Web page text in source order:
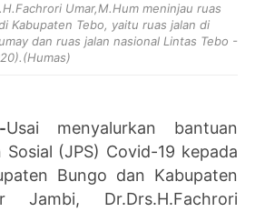
Umar,M.Hum meninjau ruas
Kabupaten Tebo, yaitu ruas jalan di
dan ruas jalan nasional Lintas Tebo -
Usai menyalurkan bantuan
(JPS) Covid-19 kepada
Bungo dan Kabupaten
Jambi, Dr.Drs.H.Fachrori